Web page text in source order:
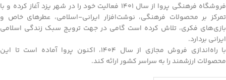
فروشگاه فرهنگی پروا از سال ۱۴۰۱ فعالیت خود را در شهر یزد آغاز کرده و با
تمرکز بر محصولات فرهنگی، نوشت‌افزار ایرانی-اسلامی، عطرهای خاص و
بازی‌های فکری، تلاش کرده است گامی در جهت ترویج سبک زندگی اسلامی
ایرانی بردارد.
با راه‌اندازی فروش مجازی از سال ۱۴۰۴، اکنون پروا آماده است تا این
محصولات ارزشمند را به سراسر کشور ارائه کند.